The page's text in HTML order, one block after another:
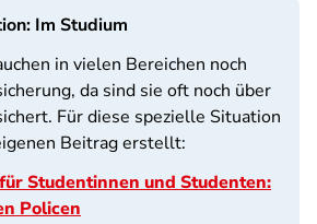
Im Studium
in vielen Bereichen noch
da sind sie oft noch über
Für diese spezielle Situation
Beitrag erstellt:
Studentinnen und Studenten:
Policen